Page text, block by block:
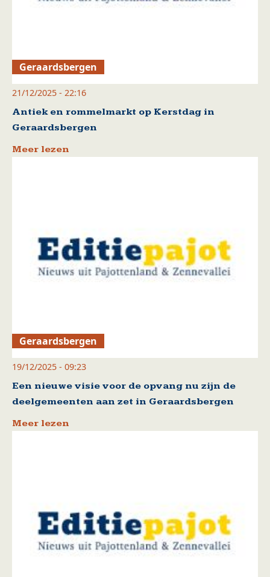
Geraardsbergen
21/12/2025 - 22:16
Antiek en rommelmarkt op Kerstdag in
Geraardsbergen
Meer lezen
Geraardsbergen
19/12/2025 - 09:23
Een nieuwe visie voor de opvang nu zijn de
deelgemeenten aan zet in Geraardsbergen
Meer lezen